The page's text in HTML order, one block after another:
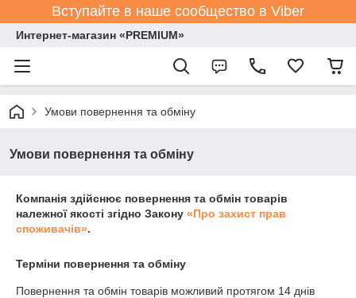
Вступайте в наше сообщество в Viber
Интернет-магазин «PREMIUM»
Умови повернення та обміну
Умови повернення та обміну
Компанія здійснює повернення та обмін товарів
належної якості згідно Закону «Про захист прав
споживачів».
Терміни повернення та обміну
Повернення та обмін товарів можливий протягом 14 днів